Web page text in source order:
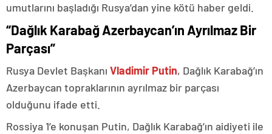
umutlarını başladığı Rusya’dan yine kötü haber geldi.
“Dağlık Karabağ Azerbaycan’ın Ayrılmaz Bir
Parçası”
Rusya Devlet Başkanı Vladimir Putin, Dağlık Karabağ’ın
Azerbaycan topraklarının ayrılmaz bir parçası
olduğunu ifade etti.
Rossiya 1’e konuşan Putin, Dağlık Karabağ’ın aidiyeti ile